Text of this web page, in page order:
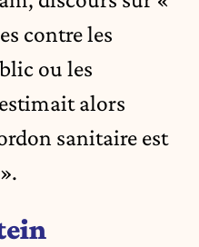
contre les
ou les
alors
sanitaire est